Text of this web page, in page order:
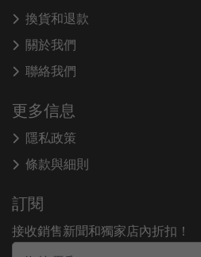
換貨和退款
關於我們
聯絡我們
更多信息
隱私政策
條款與細則
訂閱
接收銷售新聞和獨家店內折扣！